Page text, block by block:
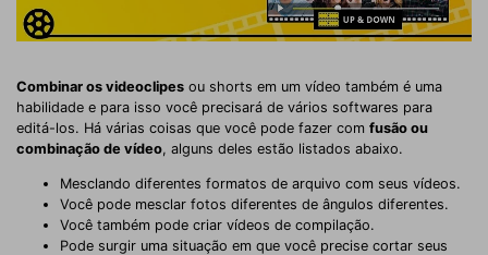
Combinar os videoclipes ou shorts em um vídeo também é uma
habilidade e para isso você precisará de vários softwares para
editá-los. Há várias coisas que você pode fazer com fusão ou
combinação de vídeo, alguns deles estão listados abaixo.
Mesclando diferentes formatos de arquivo com seus vídeos.
Você pode mesclar fotos diferentes de ângulos diferentes.
Você também pode criar vídeos de compilação.
Pode surgir uma situação em que você precise cortar seus